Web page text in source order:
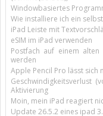
Windowbasiertes
Wie installiere ich ein
iPad Leiste mit
eSIM im iPad verwenden
Postfach auf einem
werden
Apple Pencil Pro lässt sich
Geschwindigkeitsverlust
Aktivierung
Moin, mein iPad reagiert
Update 26.5.2 eines ipad